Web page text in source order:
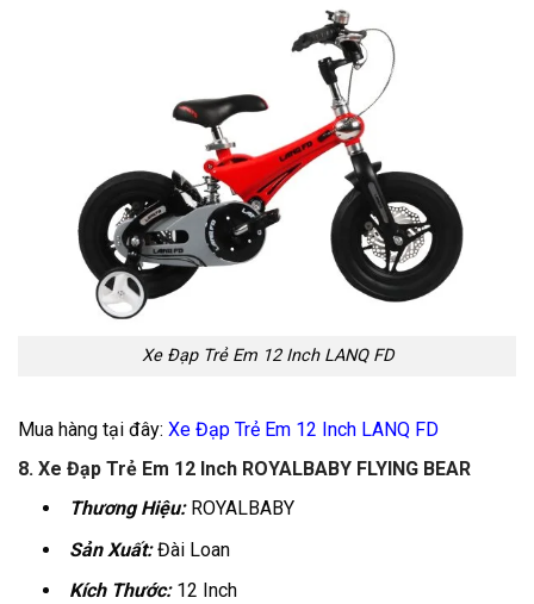
Xe Đạp Trẻ Em 12 Inch LANQ FD
Mua hàng tại đây: Xe Đạp Trẻ Em 12 Inch LANQ FD
8. Xe Đạp Trẻ Em 12 Inch ROYALBABY FLYING BEAR
Thương Hiệu:ROYALBABY
Sản Xuất:Đài Loan
Kích Thước:12 Inch